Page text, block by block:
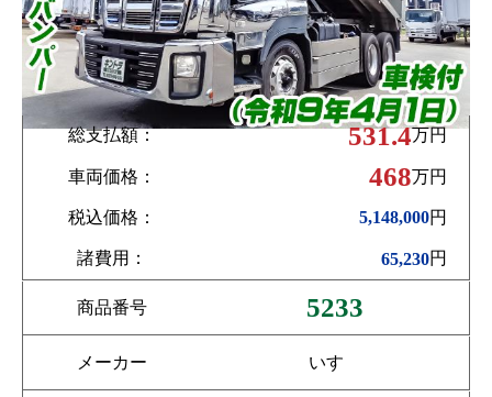
総支払額： 531.4万円
車両価格： 468万円
税込価格： 5,148,000円
諸費用： 65,230円
商品番号 5233
メーカー いすゞ